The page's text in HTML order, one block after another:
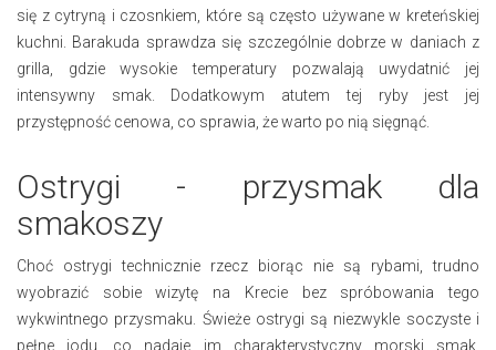
się z cytryną i czosnkiem, które są często używane w kreteńskiej
kuchni. Barakuda sprawdza się szczególnie dobrze w daniach z
grilla, gdzie wysokie temperatury pozwalają uwydatnić jej
intensywny smak. Dodatkowym atutem tej ryby jest jej
przystępność cenowa, co sprawia, że warto po nią sięgnąć.
Ostrygi - przysmak dla
smakoszy
Choć ostrygi technicznie rzecz biorąc nie są rybami, trudno
wyobrazić sobie wizytę na Krecie bez spróbowania tego
wykwintnego przysmaku. Świeże ostrygi są niezwykle soczyste i
pełne jodu, co nadaje im charakterystyczny morski smak.